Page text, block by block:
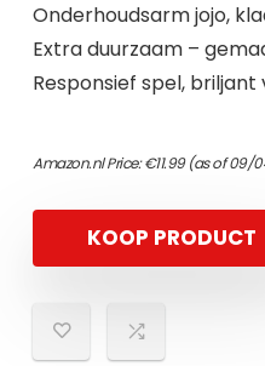
Onderhoudsarm jojo,
Extra duurzaam –
Responsief spel,
Amazon.nl Price:€11.99(as of 09/
KOOP PRODUCT